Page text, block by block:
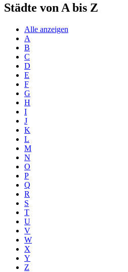
Städte von A bis Z
Alle anzeigen
A
B
C
D
E
F
G
H
I
J
K
L
M
N
O
P
Q
R
S
T
U
V
W
X
Y
Z